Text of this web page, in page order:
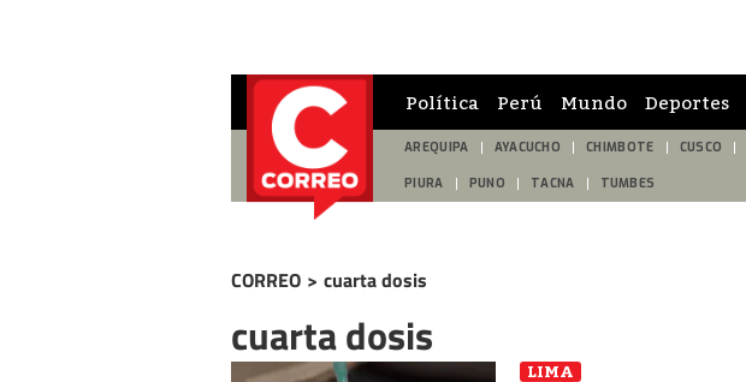
Política Perú Mundo Deportes
AREQUIPA AYACUCHO CHIMBOTE CUSCO
PIURA PUNO TACNA TUMBES
CORREO > cuarta dosis
cuarta dosis
LIMA